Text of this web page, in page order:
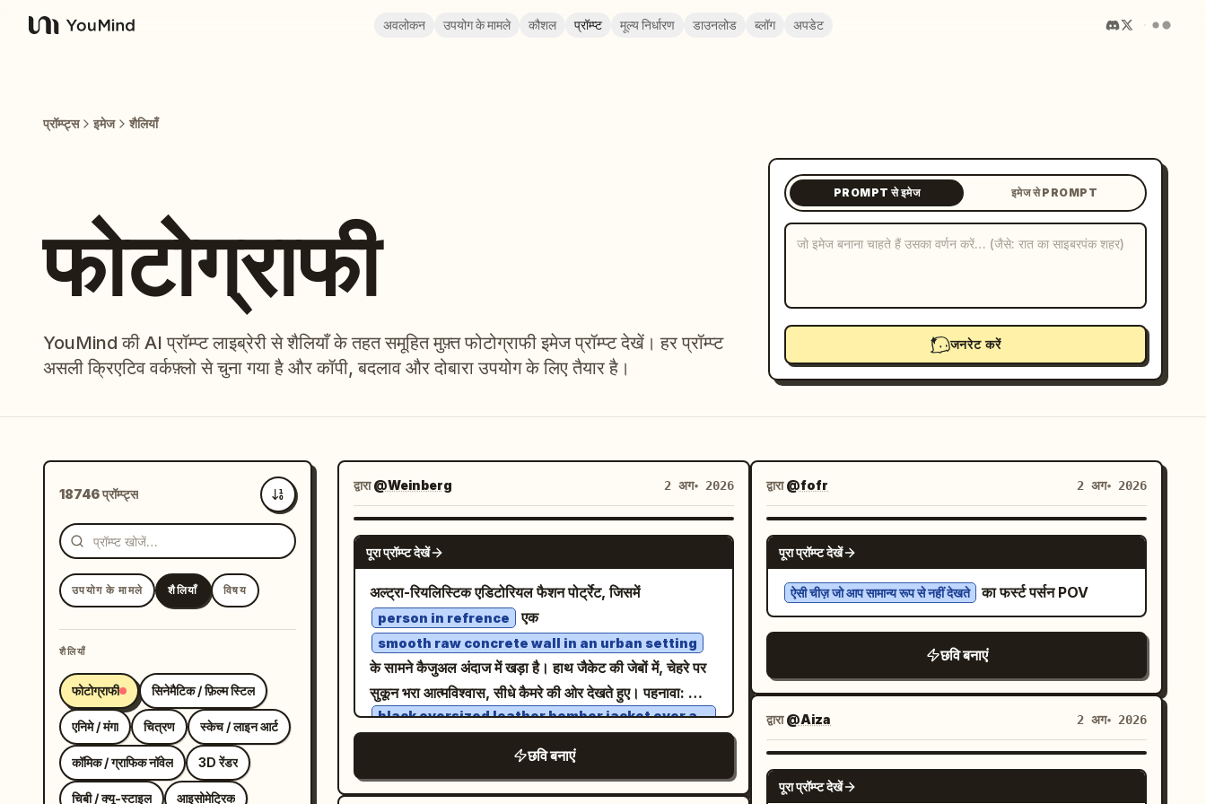
YouMind
अवलोकन उपयोग के मामले कौशल प्रॉम्प्ट मूल्य निर्धारण डाउनलोड ब्लॉग अपडेट
प्रॉम्प्ट्स इमेज शैलियाँ
फोटोग्राफी
YouMind की AI प्रॉम्प्ट लाइब्रेरी से शैलियाँ के तहत समूहित मुफ़्त फोटोग्राफी इमेज प्रॉम्प्ट देखें। हर प्रॉम्प्ट
असली क्रिएटिव वर्कफ़्लो से चुना गया है और कॉपी, बदलाव और दोबारा उपयोग के लिए तैयार है।
PROMPT से इमेज इमेज से PROMPT
जनरेट करें
18746 प्रॉम्प्ट्स
सबसे नए
उपयोग के मामले शैलियाँ विषय
शैलियाँ
फोटोग्राफी सिनेमैटिक / फ़िल्म स्टिल
एनिमे / मंगा चित्रण स्केच / लाइन आर्ट
कॉमिक / ग्राफिक नॉवेल 3D रेंडर
चिबी / क्यू-स्टाइल आइसोमेट्रिक
द्वारा@Weinberg 2 अग॰ 2026
NANO BANANA PRO
पूरा प्रॉम्प्ट देखें
अल्ट्रा-रियलिस्टिक एडिटोरियल फैशन पोर्ट्रेट, जिसमें
person in refrence एक
smooth raw concrete wall in an urban setting
के सामने कैजुअल अंदाज में खड़ा है। हाथ जैकेट की जेबों में, चेहरे पर
सुकून भरा आत्मविश्वास, सीधे कैमरे की ओर देखते हुए। पहनावा:
black oversized leather bomber jacket over a
black hoodie and black t-shirt
, ढीली ब्लैक कार्गो पैंट, हल्की फेडेड टेक्सचर, सिल्वर चेन एक्सेसरी,
ब्लैक-एंड-व्हाइट लो-टॉप स्नीकर्स। सॉफ्ट ओवरकास्ट डेलाइट, म्यूटेड
छवि बनाएं
द्वारा@fofr 2 अग॰ 2026
NANO BANANA PRO
पूरा प्रॉम्प्ट देखें
ऐसी चीज़ जो आप सामान्य रूप से नहीं देखते का फर्स्ट पर्सन POV
छवि बनाएं
द्वारा@Aiza 2 अग॰ 2026
NANO BANANA PRO
पूरा प्रॉम्प्ट देखें